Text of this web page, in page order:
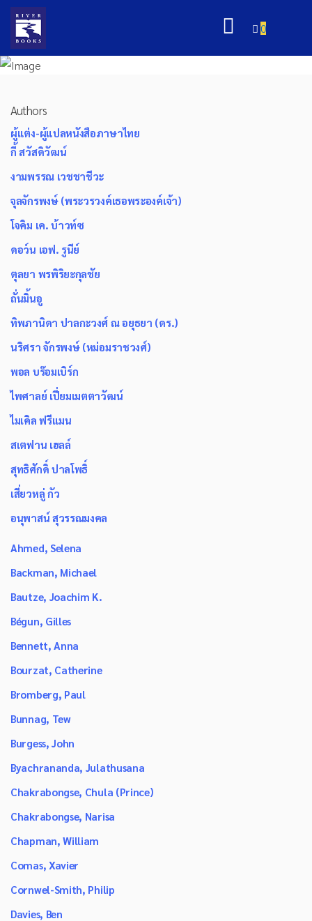
0
Authors
ผู้แต่ง-ผู้แปลหนังสือภาษาไทย
กี้ สวัสดิวัฒน์
งามพรรณ เวชชาชีวะ
จุลจักรพงษ์ (พระวรวงค์เธอพระองค์เจ้า)
โจคิม เค. บ้าวท์ซ
ดอว์น เอฟ. รูนีย์
ตุลยา พรพิริยะกุลชัย
ถั่นมิ้นอู
ทิพภานิดา ปาลกะวงศ์ ณ อยุธยา (ดร.)
นริศรา จักรพงษ์ (หม่อมราชวงศ์)
พอล บร๊อมเบิร์ก
ไพศาลย์ เปี่ยมเมตตาวัฒน์
ไมเคิล ฟรีแมน
สเตฟาน เฮลล์
สุทธิศักดิ์ ปาลโพธิ์
เสี่ยวหลู่ กัว
อนุพาสน์ สุวรรณมงคล
Ahmed, Selena
Backman, Michael
Bautze, Joachim K.
Bégun, Gilles
Bennett, Anna
Bourzat, Catherine
Bromberg, Paul
Bunnag, Tew
Burgess, John
Byachrananda, Julathusana
Chakrabongse, Chula (Prince)
Chakrabongse, Narisa
Chapman, William
Comas, Xavier
Cornwel-Smith, Philip
Davies, Ben